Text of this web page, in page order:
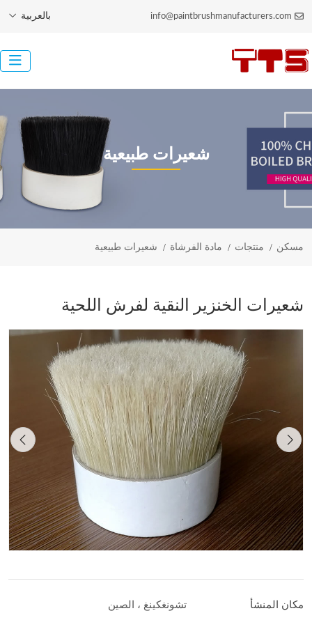
info@paintbrushmanufacturers.com بالعربية
شعيرات طبيعية
مسكن منتجات مادة الفرشاة شعيرات طبيعية
شعيرات الخنزير النقية لفرش اللحية
مكان المنشأ تشونغكينغ ، الصين